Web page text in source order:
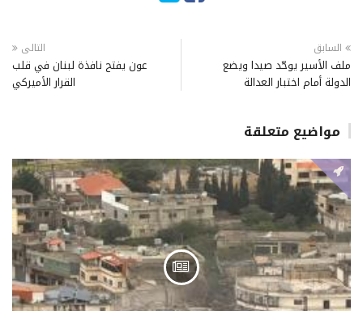
السابق
ملف الأسير يوحّد صيدا ويضع
الدولة أمام اختبار العدالة
التالى
عون يفتح نافذة لبنان في قلب
القرار الأميركي
مواضيع متعلقة